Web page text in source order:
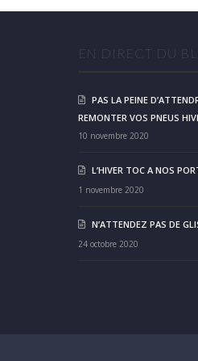
EN DIRECT DU
PAS LA PEINE
REMONTER VOS PNEUS
10 novembre 2020
L’HIVER TOC A NOS
1 novembre 2020
N’ATTENDEZ PAS DE
24 octobre 2020